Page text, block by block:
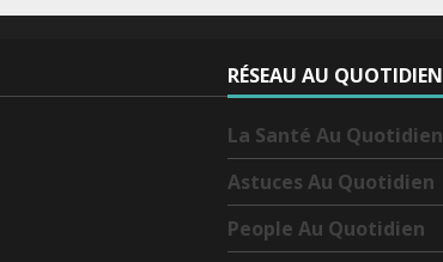
RÉSEAU AU QUOTIDIEN
La Santé Au Quotidien
Astuces Au Quotidien
People Au Quotidien